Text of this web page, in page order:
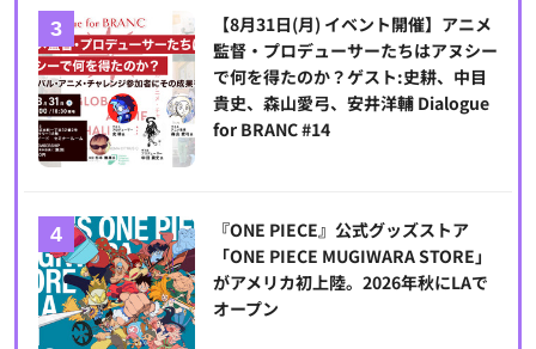
【8月31日(月) イベント開催】アニメ
監督・プロデューサーたちはアヌシー
で何を得たのか？ゲスト:史耕、中目
貴史、森山愛弓、安井洋輔 Dialogue
for BRANC #14
『ONE PIECE』公式グッズストア
「ONE PIECE MUGIWARA STORE」
がアメリカ初上陸。2026年秋にLAで
オープン